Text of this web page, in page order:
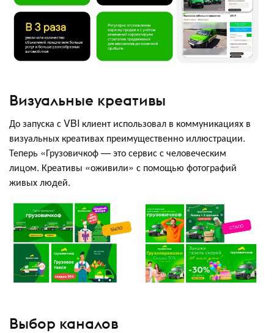
Визуальные креативы
До запуска с VBI клиент использовал в коммуникациях в
визуальных креативах преимущественно иллюстрации.
Теперь «Грузовичкоф — это сервис с человеческим
лицом. Креативы «оживили» с помощью фотографий
живых людей.
Выбор каналов